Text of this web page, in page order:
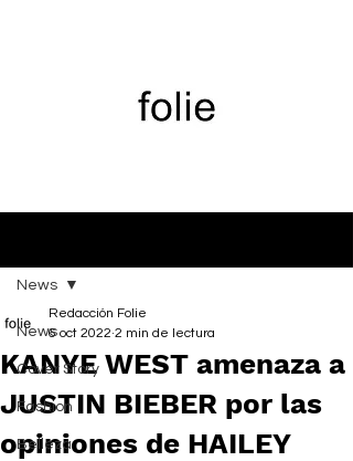
News
Cover Story
Fashion
Belleza
News
KANYE WEST amenaza a
JUSTIN BIEBER por las
opiniones de HAILEY
Redacción Folie
6 oct 2022 2 min de lectura